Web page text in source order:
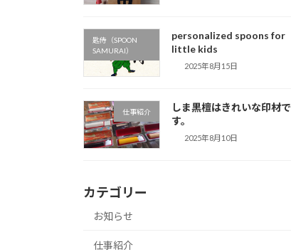
匙侍（SPOON
SAMURAI）
personalized spoons for
little kids
2025年8月15日
仕事紹介
しま黒檀はきれいな印材で
す。
2025年8月10日
カテゴリー
お知らせ
仕事紹介